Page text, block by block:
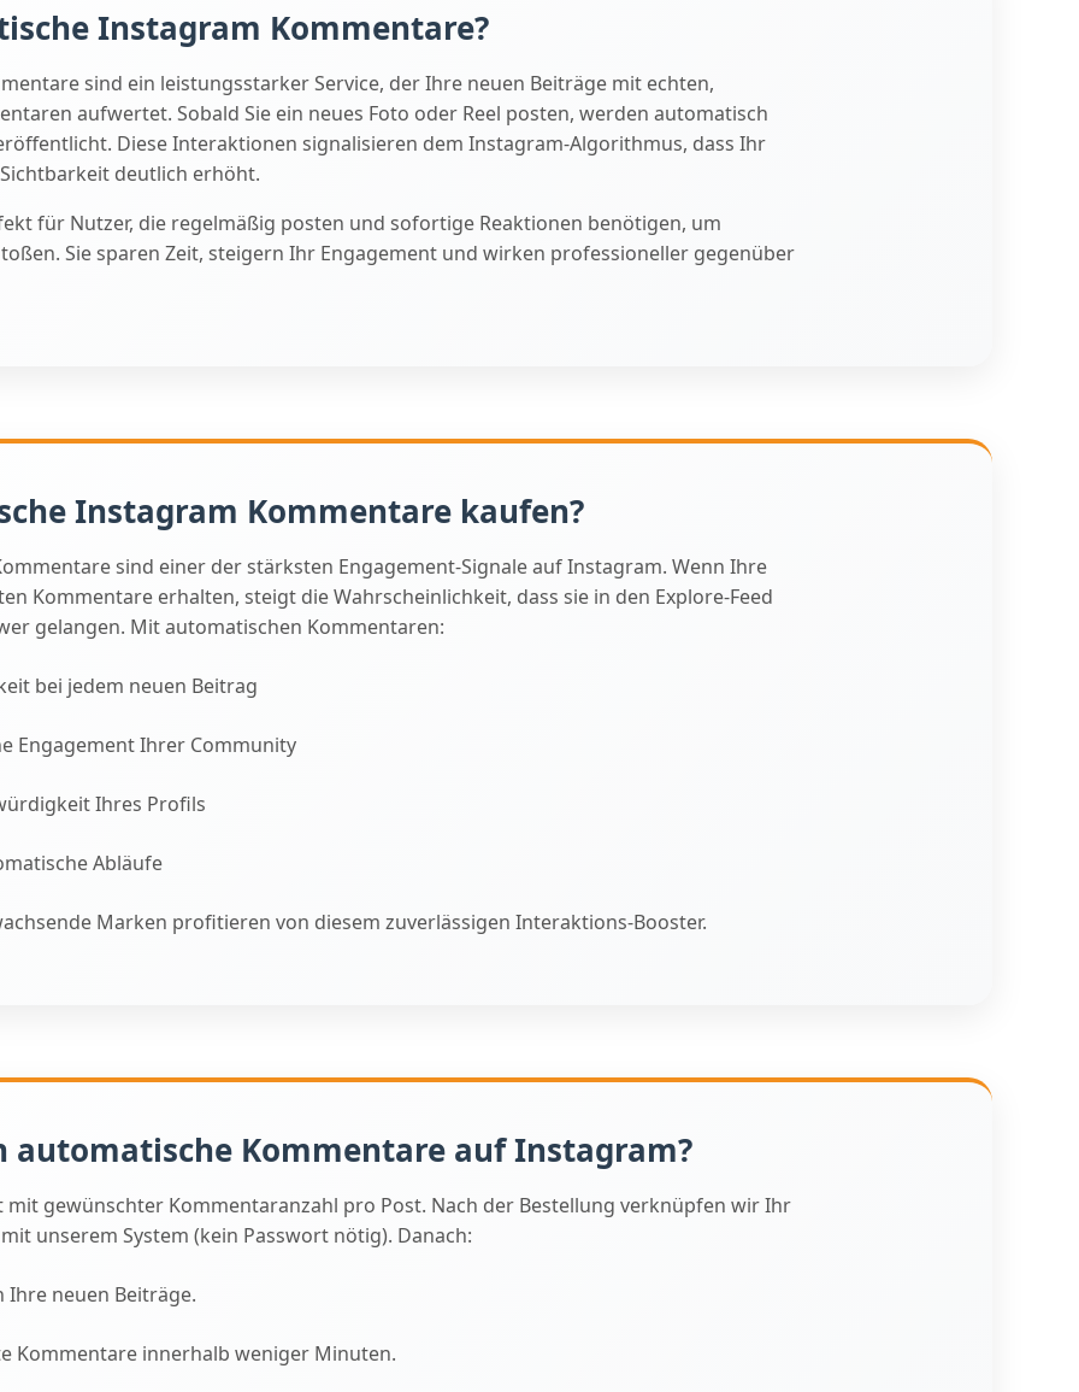
Instagram Kommentare?
sind ein leistungsstarker Service, der Ihre neuen Beiträge mit echten,
aufwertet. Sobald Sie ein neues Foto oder Reel posten, werden automatisch
Diese Interaktionen signalisieren dem Instagram-Algorithmus, dass Ihr
deutlich erhöht.
für Nutzer, die regelmäßig posten und sofortige Reaktionen benötigen, um
Sie sparen Zeit, steigern Ihr Engagement und wirken professioneller gegenüber
Instagram Kommentare kaufen?
sind einer der stärksten Engagement-Signale auf Instagram. Wenn Ihre
Kommentare erhalten, steigt die Wahrscheinlichkeit, dass sie in den Explore-Feed
gelangen. Mit automatischen Kommentaren:
bei jedem neuen Beitrag
Engagement Ihrer Community
Ihres Profils
Abläufe
Marken profitieren von diesem zuverlässigen Interaktions-Booster.
automatische Kommentare auf Instagram?
mit gewünschter Kommentaranzahl pro Post. Nach der Bestellung verknüpfen wir Ihr
unserem System (kein Passwort nötig). Danach:
neuen Beiträge.
Kommentare innerhalb weniger Minuten.